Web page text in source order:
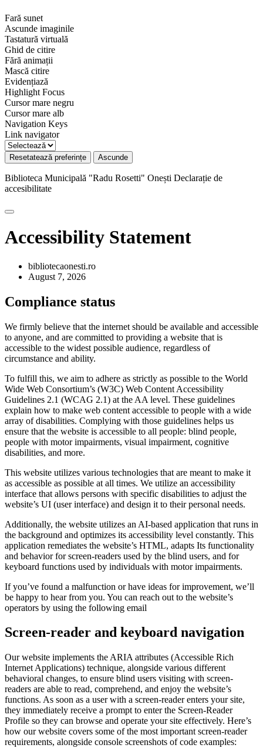
Fară sunet
Ascunde imaginile
Tastatură virtuală
Ghid de citire
Fără animații
Mască citire
Evidențiază
Highlight Focus
Cursor mare negru
Cursor mare alb
Navigation Keys
Link navigator
Resetatează preferințe Ascunde
Biblioteca Municipală "Radu Rosetti" Onești Declarație de
accesibilitate
Accessibility Statement
bibliotecaonesti.ro
August 7, 2026
Compliance status
We firmly believe that the internet should be available and accessible
to anyone, and are committed to providing a website that is
accessible to the widest possible audience, regardless of
circumstance and ability.
To fulfill this, we aim to adhere as strictly as possible to the World
Wide Web Consortium’s (W3C) Web Content Accessibility
Guidelines 2.1 (WCAG 2.1) at the AA level. These guidelines
explain how to make web content accessible to people with a wide
array of disabilities. Complying with those guidelines helps us
ensure that the website is accessible to all people: blind people,
people with motor impairments, visual impairment, cognitive
disabilities, and more.
This website utilizes various technologies that are meant to make it
as accessible as possible at all times. We utilize an accessibility
interface that allows persons with specific disabilities to adjust the
website’s UI (user interface) and design it to their personal needs.
Additionally, the website utilizes an AI-based application that runs in
the background and optimizes its accessibility level constantly. This
application remediates the website’s HTML, adapts Its functionality
and behavior for screen-readers used by the blind users, and for
keyboard functions used by individuals with motor impairments.
If you’ve found a malfunction or have ideas for improvement, we’ll
be happy to hear from you. You can reach out to the website’s
operators by using the following email
Screen-reader and keyboard navigation
Our website implements the ARIA attributes (Accessible Rich
Internet Applications) technique, alongside various different
behavioral changes, to ensure blind users visiting with screen-
readers are able to read, comprehend, and enjoy the website’s
functions. As soon as a user with a screen-reader enters your site,
they immediately receive a prompt to enter the Screen-Reader
Profile so they can browse and operate your site effectively. Here’s
how our website covers some of the most important screen-reader
requirements, alongside console screenshots of code examples: